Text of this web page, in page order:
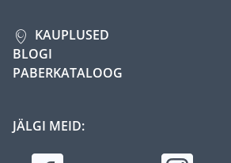
KAUPLUSED
BLOGI
PABERKATALOOG
JÄLGI MEID: